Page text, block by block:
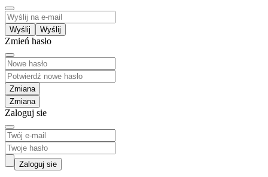
Wyślij
Zmień hasło
Zmiana
Zaloguj sie
Zaloguj sie